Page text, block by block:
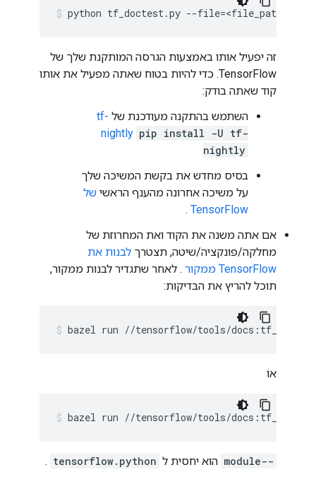
python tf_doctest.py --file=<file_path>
זה יפעיל אותו באמצעות הגרסה המותקנת שלך של
TensorFlow. כדי להיות בטוח שאתה מפעיל את אותו
קוד שאתה בודק:
השתמש בהתקנה מעודכנת של tf-
nightly pip install -U tf-
nightly
בסיס מחדש את בקשת המשיכה שלך
על משיכה אחרונה מהענף הראשי של
TensorFlow
.
אם אתה משנה את הקוד ואת המחרוזת של
מחלקה/פונקציה/שיטה, תצטרך לבנות את
TensorFlow ממקור
. לאחר שתגדיר לבנות ממקור,
תוכל להריץ את הבדיקות:
bazel run //tensorflow/tools/docs:tf_doctest
אוֹ
bazel run //tensorflow/tools/docs:tf_doctest
--module הוא יחסית ל tensorflow.python
.